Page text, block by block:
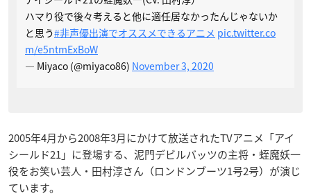
ハマり役で後々考えると他に適任居なかったんじゃないか
と思う#非声優出演でオススメできるアニメ pic.twitter.co
m/e5ntmExBoW
— Miyaco (@miyaco86) November 3, 2020
2005年4月から2008年3月にかけて放送されたTVアニメ「アイ
シールド21」に登場する、泥門デビルバッツの主将・蛭魔妖一
役をお笑い芸人・田村淳さん（ロンドンブーツ1号2号）が演じ
ています。